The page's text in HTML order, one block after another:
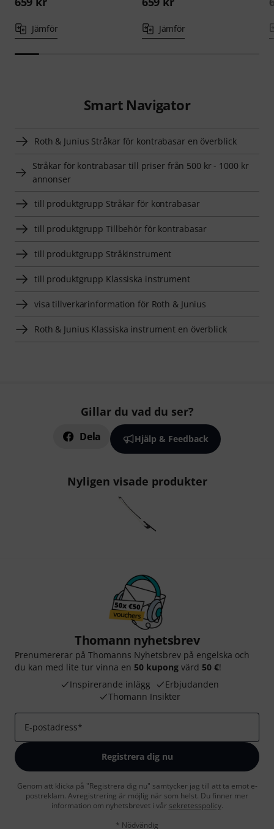
Jämför Jämför
Smart Navigator
Roth & Junius Stråkar för kontrabasar en överblick
Stråkar för kontrabasar till priser från 500 kr - 1000 kr
annonser
till produktgrupp Stråkar för kontrabasar
till produktgrupp Tillbehör för kontrabasar
till produktgrupp Stråkinstrument
till produktgrupp Klassiska instrument
visa tillverkarinformation för Roth & Junius
Roth & Junius Klassiska instrument en överblick
Gillar du vad du ser?
Dela Hjälp & Feedback
Nyligen visade produkter
Thomann nyhetsbrev
Prenumererar på Thomanns Nyhetsbrev på engelska och
du kan med lite tur vinna en 50 kupong värd 50 €!
Inspirerande inlägg
Erbjudanden
Thomann Insikter
E-postadress*
Registrera dig nu
Genom att klicka på "Registrera dig nu" samtycker jag till att ta emot e-
postreklam. Avregistrering är möjlig när som helst. Du finner mer
information om nyhetsbrevet i vår sekretesspolicy.
* Nödvändig